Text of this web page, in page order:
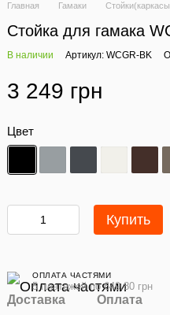
Главная Гамаки
Стойка для гамака
В наличии Артикул: WCGR-BK
3 249 грн
Цвет
Купить
ОПЛАТА ЧАСТЯМИ
5 платежей по 649.80 грн
Доставка Оплата